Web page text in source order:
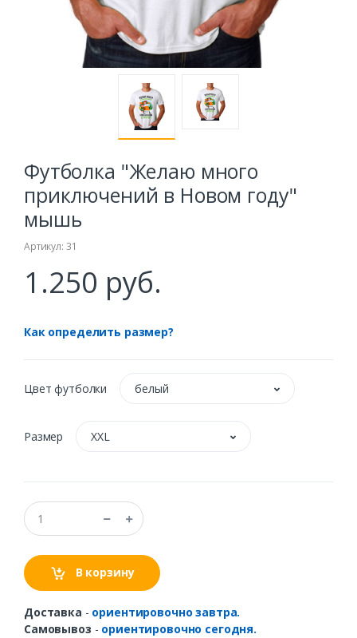
Футболка "Желаю много
приключений в Новом году"
мышь
Артикул: 31
1.250 руб.
Как определить размер?
Цвет футболки белый
Размер XXL
В корзину
Доставка - ориентировочно завтра.
Самовывоз - ориентировочно сегодня.